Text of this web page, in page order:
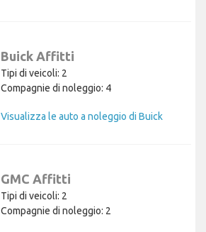
Buick Affitti
Tipi di veicoli: 2
Compagnie di noleggio: 4
Visualizza le auto a noleggio di Buick
GMC Affitti
Tipi di veicoli: 2
Compagnie di noleggio: 2